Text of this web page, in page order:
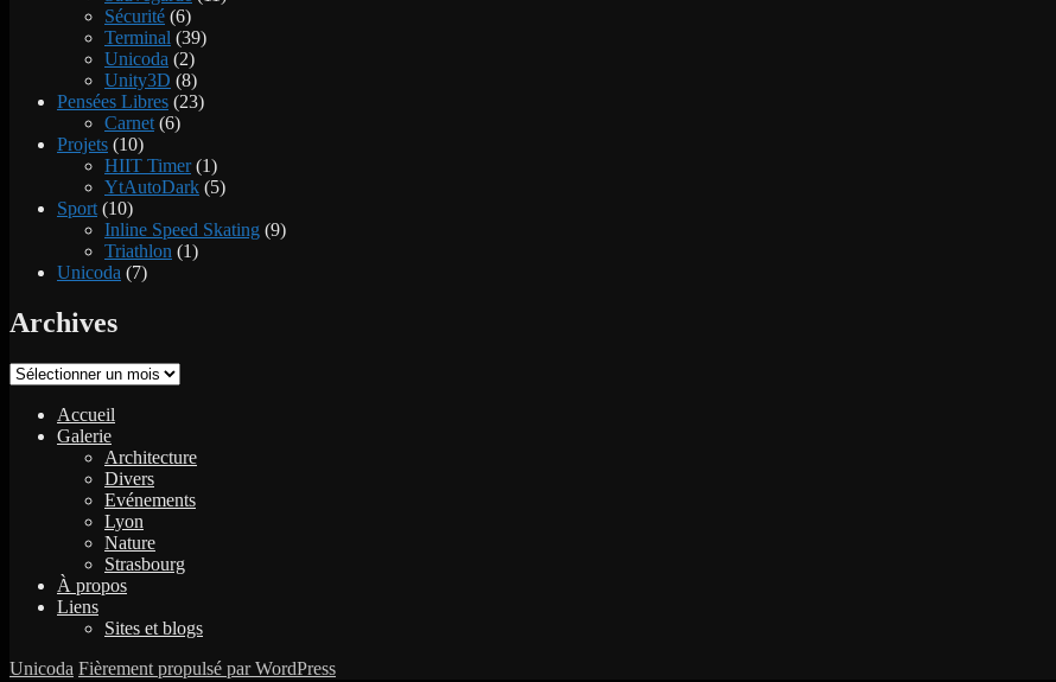
Sécurité (6)
Terminal (39)
Unicoda (2)
Unity3D (8)
Pensées Libres (23)
Carnet (6)
Projets (10)
HIIT Timer(1)
YtAutoDark (5)
Sport (10)
Inline Speed Skating (9)
Triathlon (1)
Unicoda (7)
Archives
Archives
Accueil
Galerie
Architecture
Divers
Evénements
Lyon
Nature
Strasbourg
À propos
Liens
Sites et blogs
Unicoda Fièrement propulsé par WordPress